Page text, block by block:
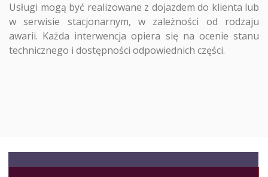
Usługi mogą być realizowane z dojazdem do klienta lub
w serwisie stacjonarnym, w zależności od rodzaju
awarii. Każda interwencja opiera się na ocenie stanu
technicznego i dostępności odpowiednich części.